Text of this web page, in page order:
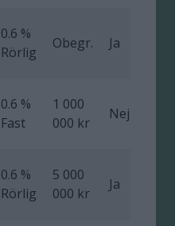
0.6 %
Rörlig
Obegr. Ja
0.6 %
Fast
1 000
000 kr
Nej
0.6 %
Rörlig
5 000
000 kr
Ja